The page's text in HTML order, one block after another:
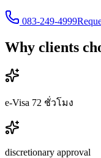
083-249-4999
Why clients
e-Visa 72 ชั่วโมง
discretionary approval